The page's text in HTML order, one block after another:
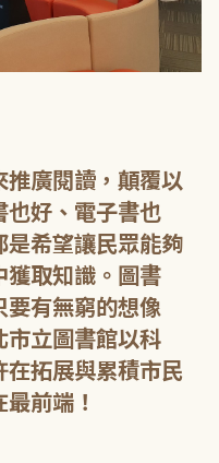
推廣閱讀，顛覆以
也好、電子書也
是希望讓民眾能夠
獲取知識。圖書
要有無窮的想像
市立圖書館以科
在拓展與累積市民
前端！